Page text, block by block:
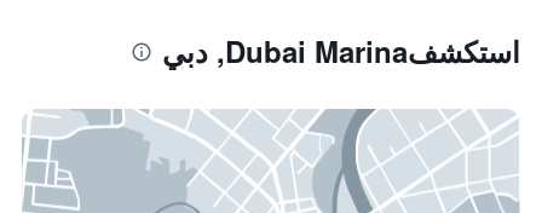
استكشفDubai Marina, دبي